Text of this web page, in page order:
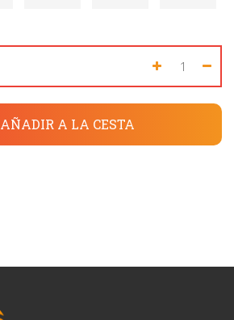
AÑADIR A LA CESTA